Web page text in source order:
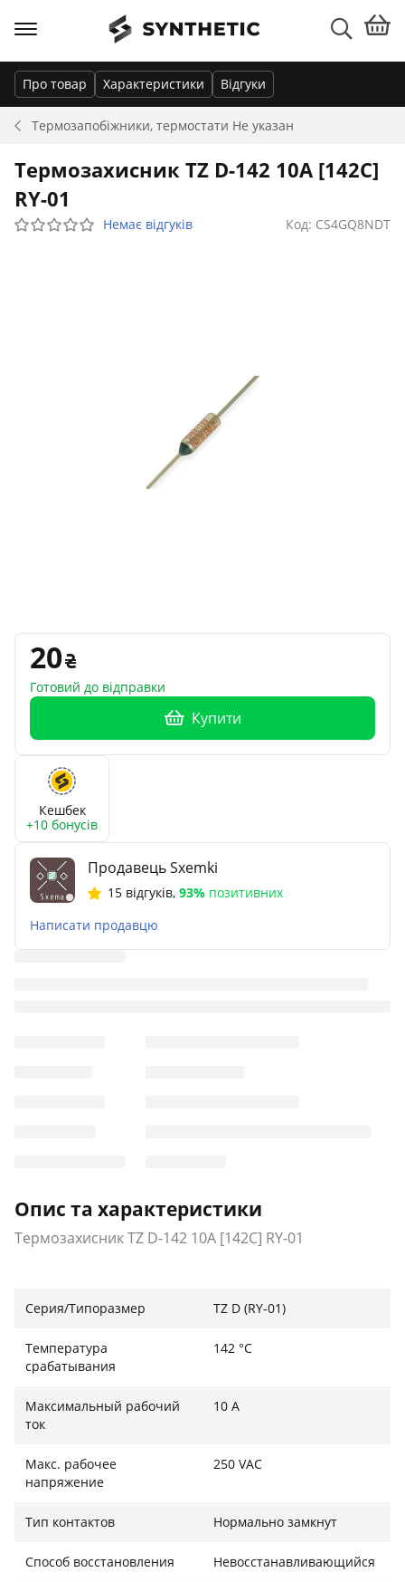
Термозапобіжники, термостати Не указан
Про товар Характеристики Відгуки
Термозахисник TZ D-142 10A [142C]
RY-01
Немає відгуків Код: CS4GQ8NDT
20
Готовий до відправки
Купити
Кешбек
+10 бонусів
Продавець Sxemki
15 відгуків, 93% позитивних
Написати продавцю
Опис та характеристики
Термозахисник TZ D-142 10A [142C] RY-01
Серия/Типоразмер TZ D (RY-01)
Температура
срабатывания
142 °C
Максимальный рабочий
ток
10 А
Макc. рабочее
напряжение
250 VAC
Тип контактов Нормально замкнут
Способ восстановления Невосстанавливающийся